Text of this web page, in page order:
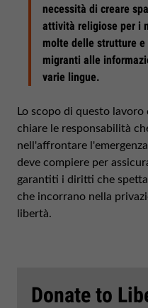
necessità di creare
attività religiose per i
molte delle strutture
migranti alle
varie lingue.
Lo scopo di questo
chiare le responsabilità
nell'affrontare
deve compiere per
garantiti i diritti che
che incorrano nella
libertà.
Donate to